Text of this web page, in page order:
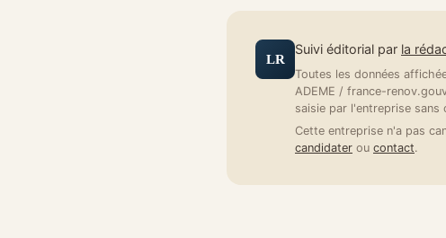
LR
Suivi éditorial par la
Toutes les données
ADEME / france-
saisie par l'entreprise sans
Cette entreprise n'a pas
candidater ou contact.